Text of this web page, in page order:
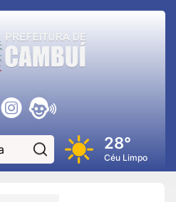
Pesquisar:28°
Céu Limpo